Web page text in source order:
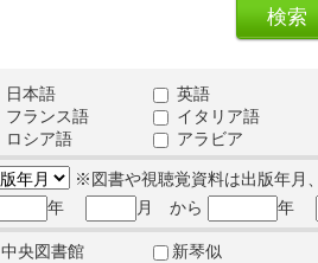
日本語
英語
フランス語
イタリア語
ロシア語
アラビア
※図書や視聴覚資料は出版年月
年
月 から 年
中央図書館
新琴似